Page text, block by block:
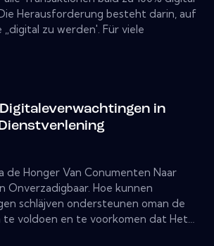
Herausforderung besteht darin, auf
zu werden'. Für viele
in
de Honger Van Conumenten Naar
Onverzadigbaar. Hoe kunnen
schläjven ondersteunen oman de
te voldoen en te voorkomen dat Het…